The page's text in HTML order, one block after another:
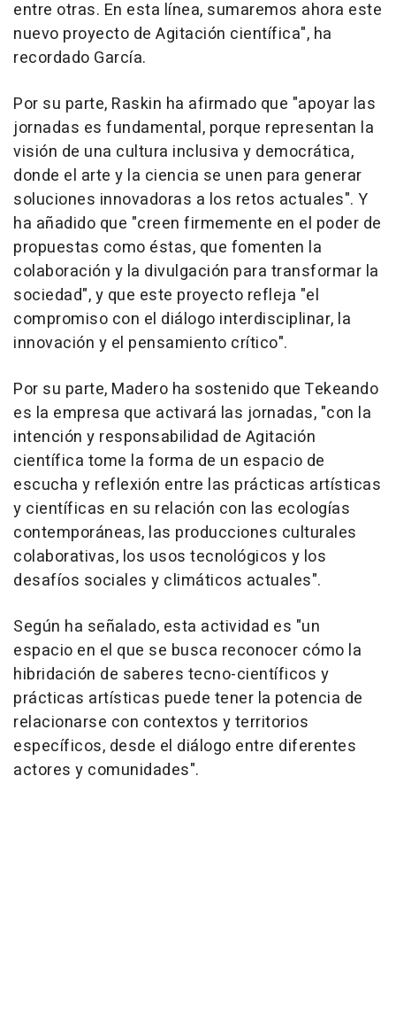
entre otras. En esta línea, sumaremos ahora este
nuevo proyecto de Agitación científica", ha
recordado García.
Por su parte, Raskin ha afirmado que "apoyar las
jornadas es fundamental, porque representan la
visión de una cultura inclusiva y democrática,
donde el arte y la ciencia se unen para generar
soluciones innovadoras a los retos actuales". Y
ha añadido que "creen firmemente en el poder de
propuestas como éstas, que fomenten la
colaboración y la divulgación para transformar la
sociedad", y que este proyecto refleja "el
compromiso con el diálogo interdisciplinar, la
innovación y el pensamiento crítico".
Por su parte, Madero ha sostenido que Tekeando
es la empresa que activará las jornadas, "con la
intención y responsabilidad de Agitación
científica tome la forma de un espacio de
escucha y reflexión entre las prácticas artísticas
y científicas en su relación con las ecologías
contemporáneas, las producciones culturales
colaborativas, los usos tecnológicos y los
desafíos sociales y climáticos actuales".
Según ha señalado, esta actividad es "un
espacio en el que se busca reconocer cómo la
hibridación de saberes tecno-científicos y
prácticas artísticas puede tener la potencia de
relacionarse con contextos y territorios
específicos, desde el diálogo entre diferentes
actores y comunidades".